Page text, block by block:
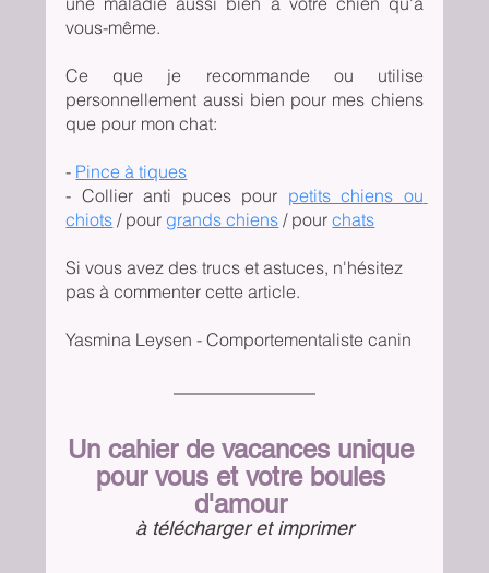
vous-même.
Ce que je recommande ou utilise
personnellement aussi bien pour mes chiens
que pour mon chat:
- Pince à tiques
- Collier anti puces pour petits chiens ou
chiots / pour grands chiens / pour chats
Si vous avez des trucs et astuces, n'hésitez
pas à commenter cette article.
Yasmina Leysen - Comportementaliste canin
Un cahier de vacances unique
pour vous et votre boules
d'amour
à télécharger et imprimer